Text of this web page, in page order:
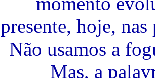
presente, hoje,
Não usamos a
Mas, a